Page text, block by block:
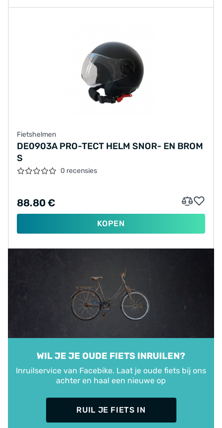
Fietshelmen
DE0903A PRO-TECT HELM SNOR- EN BROM
S
0 recensies
88.80 €
KOPEN
WIL JE JE OUDE FIETS INRUILEN?
Inruilservice van Facebike. Laat je oude fiets bij ons
achter en haal een nieuwe op
RUIL JE FIETS IN